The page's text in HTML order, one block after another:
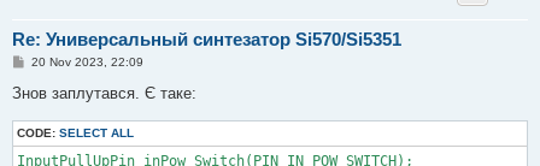
Re: Универсальный синтезатор Si570/Si5351
P
s
20 Nov 2023, 22:09
Знов заплутався. Є таке:
CODE: SELECT ALL